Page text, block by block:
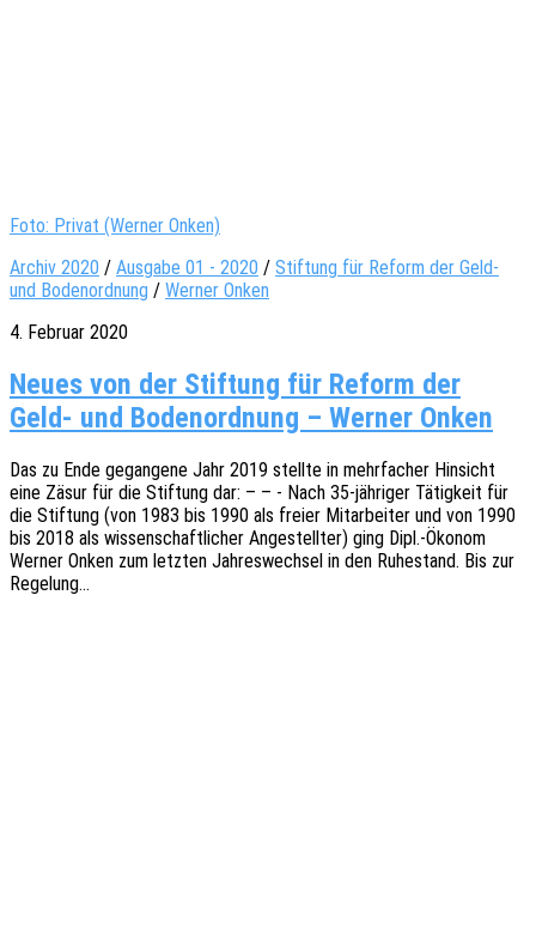
Foto: Privat (Werner Onken)
Archiv 2020 / Ausgabe 01 - 2020 / Stiftung für Reform der Geld-
und Bodenordnung / Werner Onken
4. Februar 2020
Neues von der Stiftung für Reform der
Geld- und Bodenordnung – Werner Onken
Das zu Ende gegan­ge­ne Jahr 2019 stell­te in mehr­fa­cher Hinsicht
eine Zäsur für die Stif­tung dar: – – - Nach 35-jähri­­ger Tätig­keit für
die Stif­tung (von 1983 bis 1990 als freier Mitar­bei­ter und von 1990
bis 2018 als wissen­schaft­li­cher Ange­stell­ter) ging Dipl.-Ökonom
Werner Onken zum letz­ten Jahres­wech­sel in den Ruhe­stand. Bis zur
Regelung…